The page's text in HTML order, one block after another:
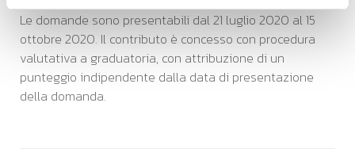
Le domande sono presentabili dal 21 luglio 2020 al 15
ottobre 2020. Il contributo è concesso con procedura
valutativa a graduatoria, con attribuzione di un
punteggio indipendente dalla data di presentazione
della domanda.